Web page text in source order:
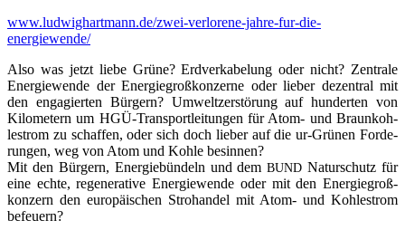
www.ludwighartmann.de/zwei-ver­lo­re­ne-jah­re-fur-die-
energiewende/
Also was jetzt lie­be Grü­ne? Erd­ver­ka­be­lung oder nicht? Zen­tra­le
Ener­gie­wen­de der Ener­gie­groß­kon­zer­ne oder lie­ber dezen­tral mit
den enga­gier­ten Bür­gern? Umwelt­zer­stö­rung auf hun­der­ten von
Kilo­me­tern um HGÜ-Trans­port­lei­tun­gen für Atom- und Braun­koh­
lestrom zu schaf­fen, oder sich doch lie­ber auf die ur-Grü­nen For­de­
run­gen, weg von Atom und Koh­le besin­nen?
Mit den Bür­gern, Ener­gie­bün­deln und demBUND Natur­schutz für
eine ech­te, rege­ne­ra­ti­ve Ener­gie­wen­de oder mit den Ener­gie­groß­
kon­zern den euro­päi­schen Stro­han­del mit Atom- und Koh­lestrom
befeuern?